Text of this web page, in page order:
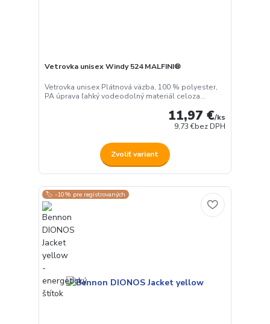
Vetrovka unisex Windy 524 MALFINI®
Vetrovka unisex Plátnová väzba, 100 % polyester,
PA úprava ľahký vodeodolný materiál celoza...
11,97 €/ks
9,73 €bez DPH
Zvoliť variant
🏷️ -10% pre registrovaných